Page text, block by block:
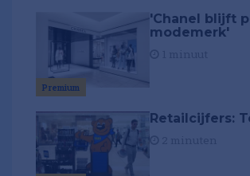
Premium
'Chanel blijft
modemerk'
Retailcijfers: